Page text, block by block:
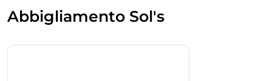
Abbigliamento Sol's